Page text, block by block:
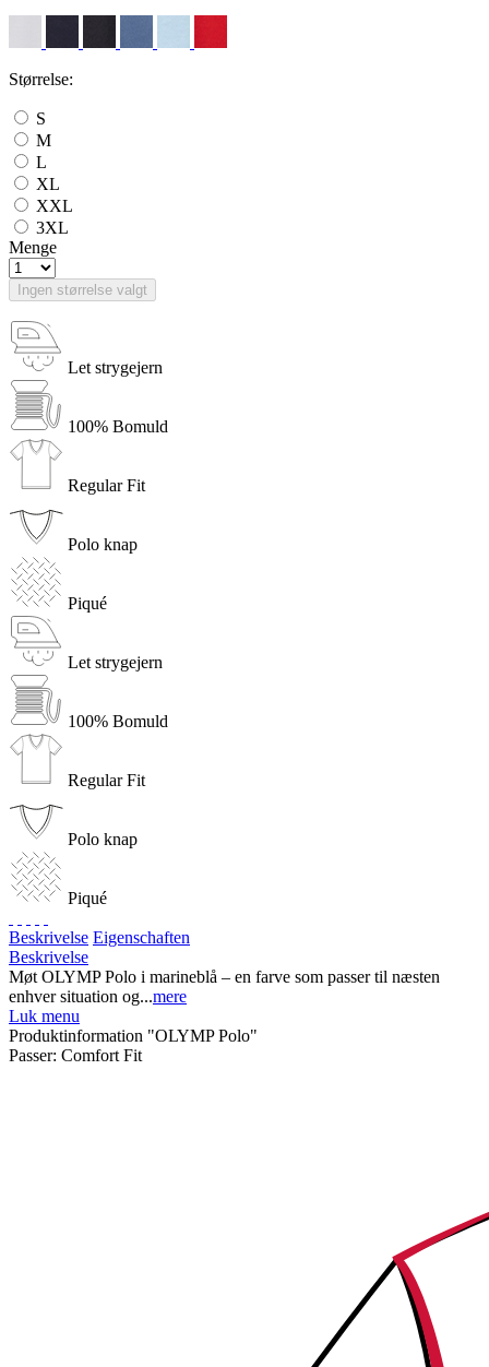
Størrelse:
S
M
L
XL
XXL
3XL
Menge
Ingen størrelse valgt
Let strygejern
100% Bomuld
Regular Fit
Polo knap
Piqué
Let strygejern
100% Bomuld
Regular Fit
Polo knap
Piqué
Beskrivelse Eigenschaften
Beskrivelse
Møt OLYMP Polo i marineblå – en farve som passer til næsten
enhver situation og...mere
Luk menu
Produktinformation "OLYMP Polo"
Passer: Comfort Fit